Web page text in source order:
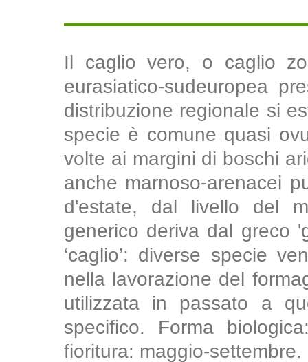
Il caglio vero, o caglio
eurasiatico-sudeuropea
distribuzione regionale si
specie è comune quasi
volte ai margini di boschi
anche marnoso-arenacei
d'estate, dal livello del
generico deriva dal greco
‘caglio’: diverse specie
nella lavorazione del
utilizzata in passato a
specifico. Forma
fioritura: maggio-settembre.